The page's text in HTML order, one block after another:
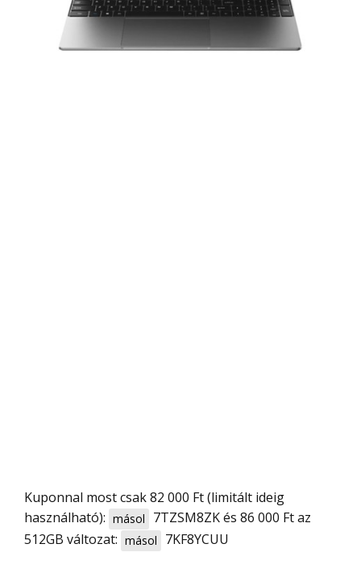
Kuponnal most csak 82 000 Ft (limitált ideig
használható): másol 7TZSM8ZKés 86 000 Ft az
512GB változat: másol 7KF8YCUU